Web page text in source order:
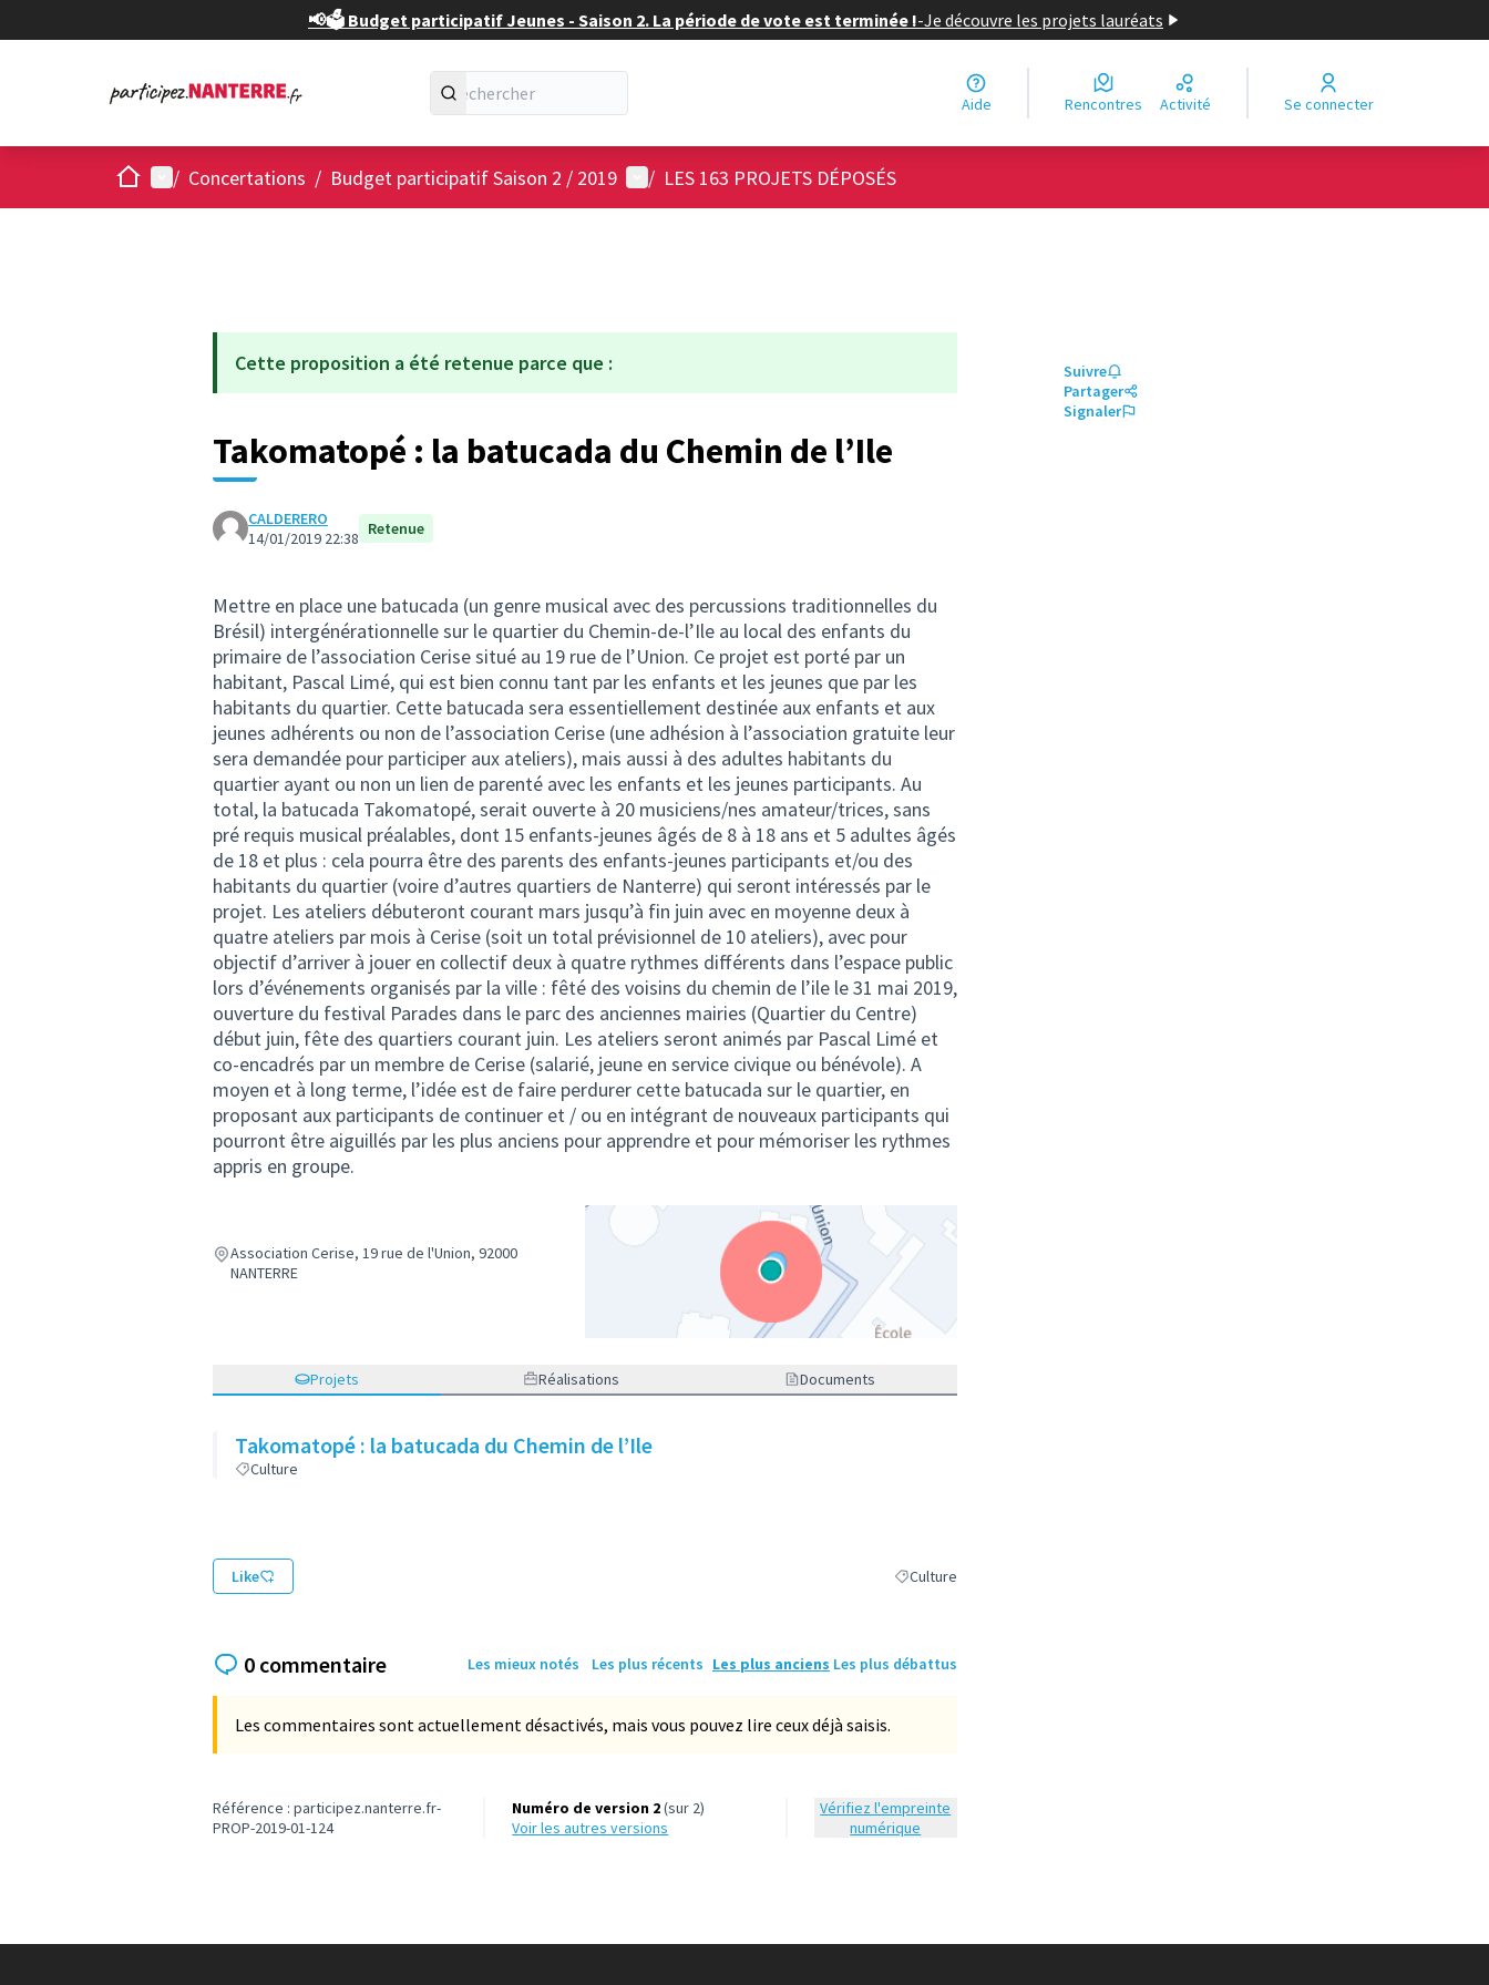
📢🗳️ Budget participatif Jeunes - Saison 2. La période de vote est terminée !-Je découvre les projets lauréats
Aide Rencontres Activité Se connecter
AccueilMenu principal
/ Concertations / Budget participatif Saison 2 / 2019 Menu utilisateur
/ LES 163 PROJETS DÉPOSÉS
Cette proposition a été retenue parce que :
Takomatopé : la batucada du Chemin de l’Ile
CALDERERO
14/01/2019 22:38 Retenue
Mettre en place une batucada (un genre musical avec des percussions traditionnelles du
Brésil) intergénérationnelle sur le quartier du Chemin-de-l’Ile au local des enfants du
primaire de l’association Cerise situé au 19 rue de l’Union. Ce projet est porté par un
habitant, Pascal Limé, qui est bien connu tant par les enfants et les jeunes que par les
habitants du quartier. Cette batucada sera essentiellement destinée aux enfants et aux
jeunes adhérents ou non de l’association Cerise (une adhésion à l’association gratuite leur
sera demandée pour participer aux ateliers), mais aussi à des adultes habitants du
quartier ayant ou non un lien de parenté avec les enfants et les jeunes participants. Au
total, la batucada Takomatopé, serait ouverte à 20 musiciens/nes amateur/trices, sans
pré requis musical préalables, dont 15 enfants-jeunes âgés de 8 à 18 ans et 5 adultes âgés
de 18 et plus : cela pourra être des parents des enfants-jeunes participants et/ou des
habitants du quartier (voire d’autres quartiers de Nanterre) qui seront intéressés par le
projet. Les ateliers débuteront courant mars jusqu’à fin juin avec en moyenne deux à
quatre ateliers par mois à Cerise (soit un total prévisionnel de 10 ateliers), avec pour
objectif d’arriver à jouer en collectif deux à quatre rythmes différents dans l’espace public
lors d’événements organisés par la ville : fêté des voisins du chemin de l’ile le 31 mai 2019,
ouverture du festival Parades dans le parc des anciennes mairies (Quartier du Centre)
début juin, fête des quartiers courant juin. Les ateliers seront animés par Pascal Limé et
co-encadrés par un membre de Cerise (salarié, jeune en service civique ou bénévole). A
moyen et à long terme, l’idée est de faire perdurer cette batucada sur le quartier, en
proposant aux participants de continuer et / ou en intégrant de nouveaux participants qui
pourront être aiguillés par les plus anciens pour apprendre et pour mémoriser les rythmes
appris en groupe.
Association Cerise, 19 rue de l'Union, 92000
NANTERRE
Projets Réalisations Documents
Takomatopé : la batucada du Chemin de l’Ile
Culture
Like Filtrer les résultats de la catégorie : Culture
Culture
Suivre
Partager
Signaler
0 commentaire Les mieux notés Les plus récents Les plus anciens Les plus débattus
Les commentaires sont actuellement désactivés, mais vous pouvez lire ceux déjà saisis.
Référence : participez.nanterre.fr-
PROP-2019-01-124
Numéro de version 2(sur 2)
voir les autres versions
Vérifiez l'empreinte
numérique